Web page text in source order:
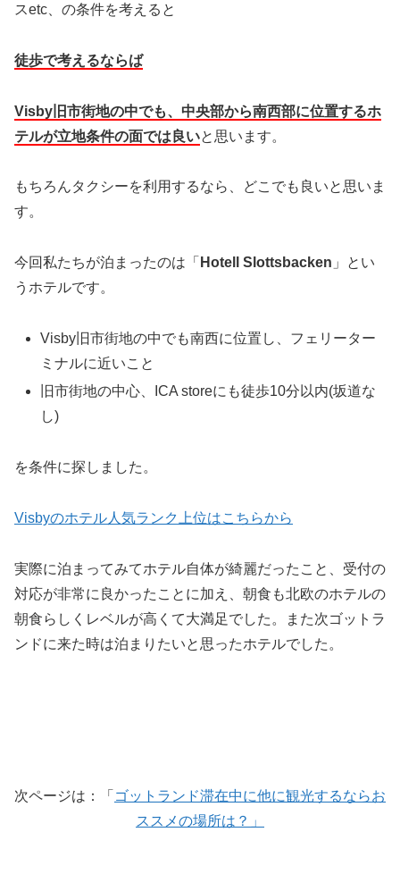
スetc、の条件を考えると
徒歩で考えるならば
Visby旧市街地の中でも、中央部から南西部に位置するホ
テルが立地条件の面では良いと思います。
もちろんタクシーを利用するなら、どこでも良いと思いま
す。
今回私たちが泊まったのは「 Hotell Slottsbacken 」とい
うホテルです。
Visby旧市街地の中でも南西に位置し、フェリーター
ミナルに近いこと
旧市街地の中心、ICA storeにも徒歩10分以内(坂道な
し)
を条件に探しました。
Visbyのホテル人気ランク上位はこちらから
実際に泊まってみてホテル自体が綺麗だったこと、受付の
対応が非常に良かったことに加え、朝食も北欧のホテルの
朝食らしくレベルが高くて大満足でした。また次ゴットラ
ンドに来た時は泊まりたいと思ったホテルでした。
次ページは：「 ゴットランド滞在中に他に観光するならお
ススメの場所は？」